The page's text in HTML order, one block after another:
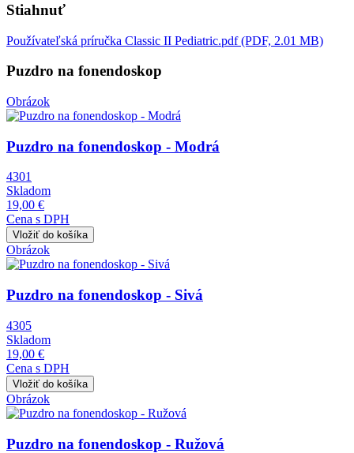
Stiahnuť
Používateľská príručka Classic II Pediatric.pdf (PDF, 2.01 MB)
Puzdro na fonendoskop
Obrázok
Puzdro na fonendoskop - Modrá
4301
Skladom
19,00 €
Cena s DPH
Obrázok
Puzdro na fonendoskop - Sivá
4305
Skladom
19,00 €
Cena s DPH
Obrázok
Puzdro na fonendoskop - Ružová